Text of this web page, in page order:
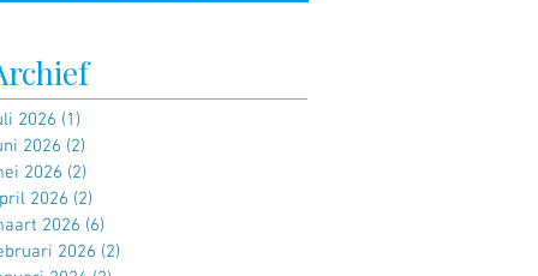
2026 (1)
2026 (2)
2026 (2)
2026 (2)
2026 (6)
2026 (2)